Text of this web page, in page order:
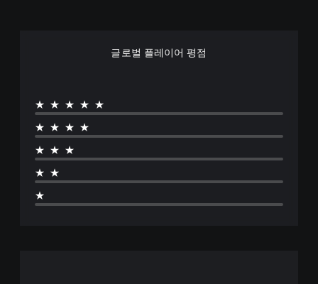
글로벌 플레이어 평점
★★★★★
★★★★
★★★
★★
★